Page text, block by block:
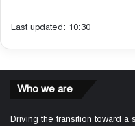
Last updated: 10:30
Who we are
Driving the transition toward a